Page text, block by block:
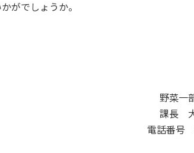
がでしょうか。
野菜一
課長
電話番号